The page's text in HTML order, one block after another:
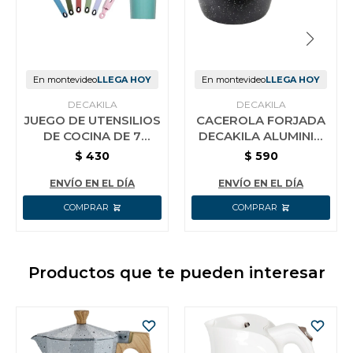
En montevideoLLEGA HOY
DECAKILA
JUEGO DE UTENSILIOS
DE COCINA DE 7
PIEZAS KMTT046B
$ 430
ENVÍO EN EL DÍA
En montevideoLLEGA HOY
DECAKILA
CACEROLA FORJADA
DECAKILA ALUMINIO
16 CM
$ 590
ENVÍO EN EL DÍA
Productos que te pueden interesar